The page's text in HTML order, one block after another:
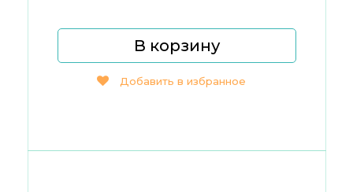
В корзину
Добавить в избранное